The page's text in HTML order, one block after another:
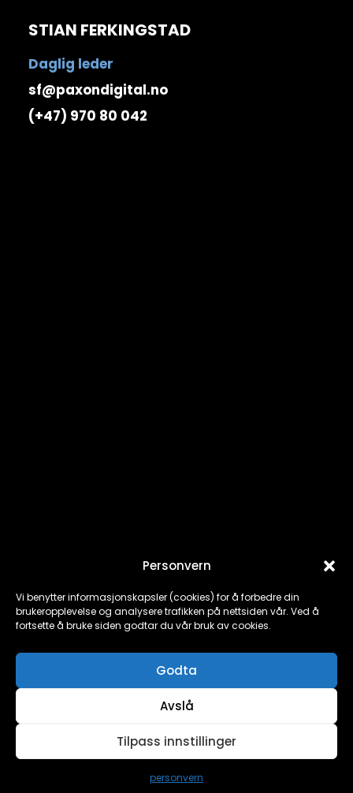
Personvern
Vi benytter informasjonskapsler (cookies) for å forbedre din
brukeropplevelse og analysere trafikken på nettsiden vår. Ved å
fortsette å bruke siden godtar du vår bruk av cookies.
Godta
Avslå
Tilpass innstillinger
personvern
STIAN FERKINGSTAD
Daglig leder
sf@paxondigital.no
(+47) 970 80 042
HÅKON K. BJELLAND
Mediegrafiker
hb@paxondigital.no